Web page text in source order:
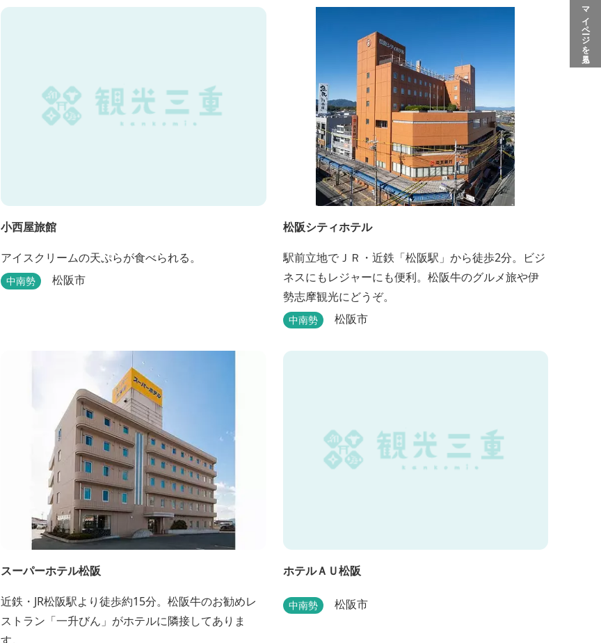
マイページを見る
小西屋旅館
アイスクリームの天ぷらが食べられる。
中南勢 松阪市
松阪シティホテル
駅前立地でＪＲ・近鉄「松阪駅」から徒歩2分。ビジ
ネスにもレジャーにも便利。松阪牛のグルメ旅や伊
勢志摩観光にどうぞ。
中南勢 松阪市
スーパーホテル松阪
近鉄・JR松阪駅より徒歩約15分。松阪牛のお勧めレ
ストラン「一升びん」がホテルに隣接してありま
ホテルＡＵ松阪
中南勢 松阪市